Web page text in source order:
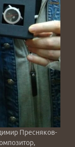
Пресняков-